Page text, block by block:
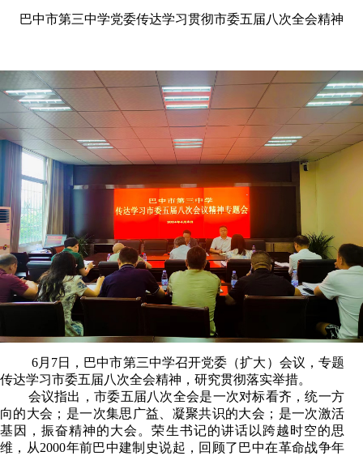
巴中市第三中学党委传达学习贯彻市委五届八次全会精神
6月7日，巴中市第三中学召开党委（扩大）会议，专题
传达学习市委五届八次全会精神，研究贯彻落实举措。
会议指出，市委五届八次全会是一次对标看齐，统一方
向的大会；是一次集思广益、凝聚共识的大会；是一次激活
基因，振奋精神的大会。荣生书记的讲话以跨越时空的思
维，从2000年前巴中建制史说起，回顾了巴中在革命战争年